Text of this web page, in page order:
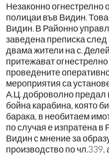
Незаконно огнестрелно
полицаи във Видин.
Видин. В Районно
заведена преписка
двама жители на с.
притежават
проведените
мероприятия са
А.Ц. доброволно предал
бойна карабина, която
барака, в необитаем
по случая е изпратена в
Видин с мнение за
производство по чл.339,